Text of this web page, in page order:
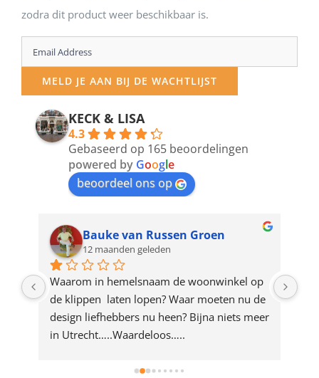
zodra dit product weer beschikbaar is.
Enter
your
email
address
product
MELD JE AAN BIJ DE WACHTLIJST
KECK & LISA
4.3
Gebaseerd op 165 beoordelingen
powered by Google
beoordeel ons op
Bauke van Russen Groen
12 maanden geleden
Waarom in hemelsnaam de woonwinkel op
de klippen  laten lopen? Waar moeten nu de
design liefhebbers nu heen? Bijna niets meer
in Utrecht…..Waardeloos…..